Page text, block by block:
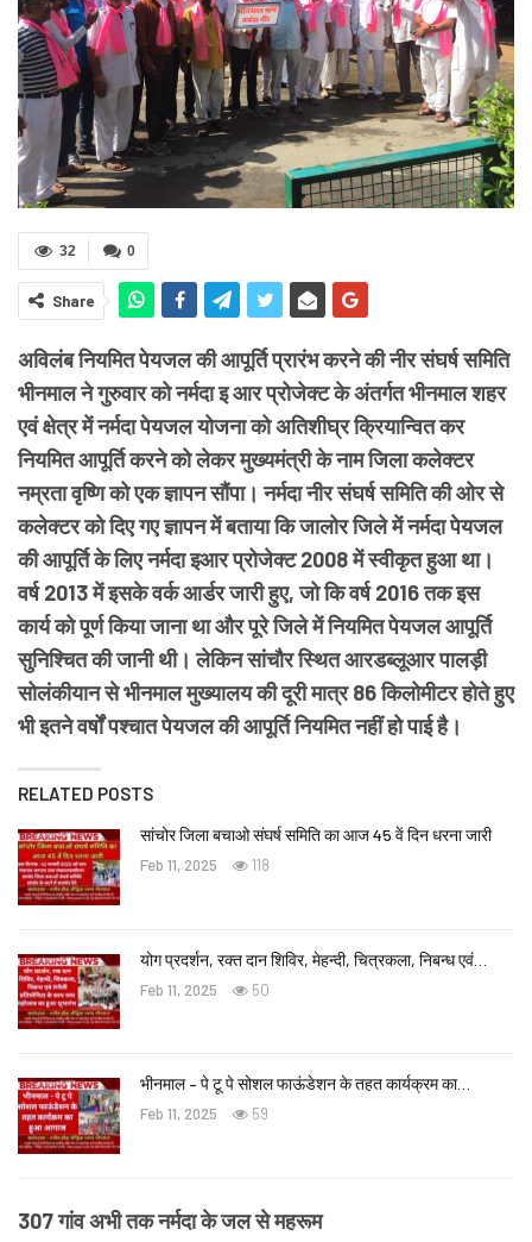
0
32
Share
अविलंब नियमित पेयजल की आपूर्ति प्रारंभ करने की नीर संघर्ष समिति
भीनमाल ने गुरुवार को नर्मदा इ आर प्रोजेक्ट के अंतर्गत भीनमाल शहर
एवं क्षेत्र में नर्मदा पेयजल योजना को अतिशीघ्र क्रियान्वित कर
नियमित आपूर्ति करने को लेकर मुख्यमंत्री के नाम जिला कलेक्टर
नम्रता वृष्णि को एक ज्ञापन सौंपा। नर्मदा नीर संघर्ष समिति की ओर से
कलेक्टर को दिए गए ज्ञापन में बताया कि जालोर जिले में नर्मदा पेयजल
की आपूर्ति के लिए नर्मदा इआर प्रोजेक्ट 2008 में स्वीकृत हुआ था।
वर्ष 2013 में इसके वर्क आर्डर जारी हुए, जो कि वर्ष 2016 तक इस
कार्य को पूर्ण किया जाना था और पूरे जिले में नियमित पेयजल आपूर्ति
सुनिश्चित की जानी थी। लेकिन सांचौर स्थित आरडब्लूआर पालड़ी
सोलंकीयान से भीनमाल मुख्यालय की दूरी मात्र 86 किलोमीटर होते हुए
भी इतने वर्षों पश्चात पेयजल की आपूर्ति नियमित नहीं हो पाई है।
RELATED POSTS
सांचोर जिला बचाओ संघर्ष समिति का आज 45 वें दिन धरना जारी
Feb 11, 2025 118
योग प्रदर्शन, रक्त दान शिविर, मेहन्दी, चित्रकला, निबन्ध एवं…
Feb 11, 2025 50
भीनमाल – पे टू पे सोशल फाऊंडेशन के तहत कार्यक्रम का…
Feb 11, 2025 59
307 गांव अभी तक नर्मदा के जल से महरूम